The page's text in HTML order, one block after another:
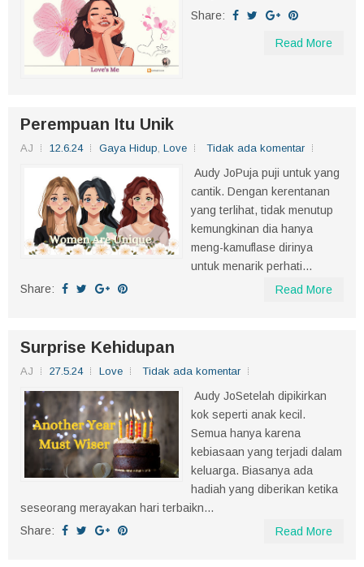
Share:
Read More
Perempuan Itu Unik
AJ 12.6.24 Gaya Hidup Love Tidak ada komentar
Audy JoPuja puji untuk yang
cantik. Dengan kerentanan
yang terlihat, tidak menutup
kemungkinan dia hanya
meng-kamuflase dirinya
untuk menarik perhati...
Share:
Read More
Surprise Kehidupan
AJ 27.5.24 Love Tidak ada komentar
Audy JoSetelah dipikirkan
kok seperti anak kecil.
Semua hanya karena
kebiasaan yang terjadi dalam
keluarga. Biasanya ada
hadiah yang diberikan ketika
seseorang merayakan hari terbaikn...
Share:
Read More